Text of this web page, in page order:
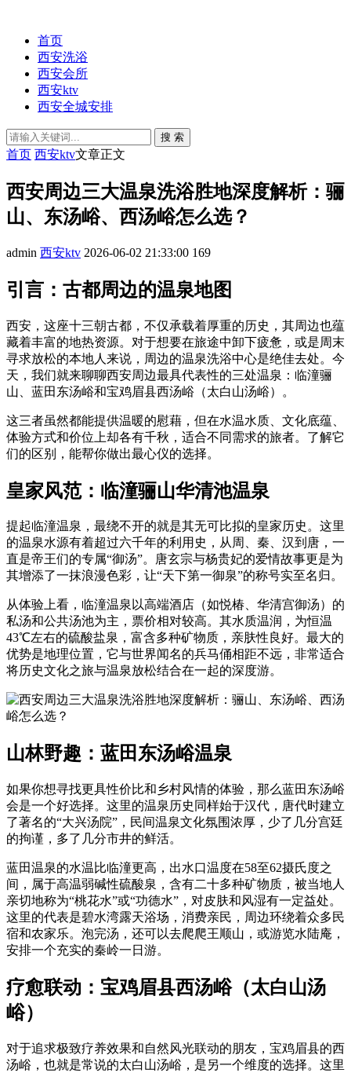
首页
西安洗浴
西安会所
西安ktv
西安全城安排
搜 索
首页 西安ktv文章正文
西安周边三大温泉洗浴胜地深度解析：骊
山、东汤峪、西汤峪怎么选？
admin 西安ktv 2026-06-02 21:33:00 169
引言：古都周边的温泉地图
西安，这座十三朝古都，不仅承载着厚重的历史，其周边也蕴
藏着丰富的地热资源。对于想要在旅途中卸下疲惫，或是周末
寻求放松的本地人来说，周边的温泉洗浴中心是绝佳去处。今
天，我们就来聊聊西安周边最具代表性的三处温泉：临潼骊
山、蓝田东汤峪和宝鸡眉县西汤峪（太白山汤峪）。
这三者虽然都能提供温暖的慰藉，但在水温水质、文化底蕴、
体验方式和价位上却各有千秋，适合不同需求的旅者。了解它
们的区别，能帮你做出最心仪的选择。
皇家风范：临潼骊山华清池温泉
提起临潼温泉，最绕不开的就是其无可比拟的皇家历史。这里
的温泉水源有着超过六千年的利用史，从周、秦、汉到唐，一
直是帝王们的专属“御汤”。唐玄宗与杨贵妃的爱情故事更是为
其增添了一抹浪漫色彩，让“天下第一御泉”的称号实至名归。
从体验上看，临潼温泉以高端酒店（如悦椿、华清宫御汤）的
私汤和公共汤池为主，票价相对较高。其水质温润，为恒温
43℃左右的硫酸盐泉，富含多种矿物质，亲肤性良好。最大的
优势是地理位置，它与世界闻名的兵马俑相距不远，非常适合
将历史文化之旅与温泉放松结合在一起的深度游。
山林野趣：蓝田东汤峪温泉
如果你想寻找更具性价比和乡村风情的体验，那么蓝田东汤峪
会是一个好选择。这里的温泉历史同样始于汉代，唐代时建立
了著名的“大兴汤院”，民间温泉文化氛围浓厚，少了几分宫廷
的拘谨，多了几分市井的鲜活。
蓝田温泉的水温比临潼更高，出水口温度在58至62摄氏度之
间，属于高温弱碱性硫酸泉，含有二十多种矿物质，被当地人
亲切地称为“桃花水”或“功德水”，对皮肤和风湿有一定益处。
这里的代表是碧水湾露天浴场，消费亲民，周边环绕着众多民
宿和农家乐。泡完汤，还可以去爬爬王顺山，或游览水陆庵，
安排一个充实的秦岭一日游。
疗愈联动：宝鸡眉县西汤峪（太白山汤
峪）
对于追求极致疗养效果和自然风光联动的朋友，宝鸡眉县的西
汤峪，也就是常说的太白山汤峪，是另一个维度的选择。这里